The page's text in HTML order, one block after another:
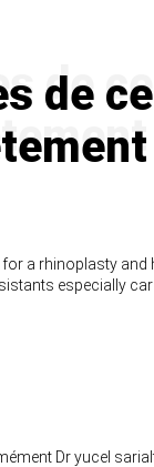
de
for a rhinoplasty and
especially
Dr yucel